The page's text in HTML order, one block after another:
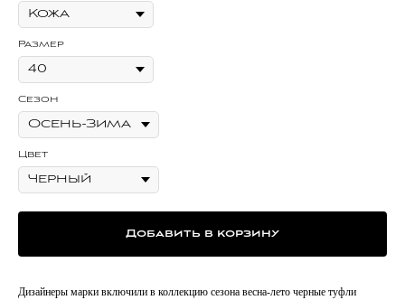
Размер
Сезон
Цвет
Добавить в корзину
Дизайнеры марки включили в коллекцию сезона весна-лето черные туфли